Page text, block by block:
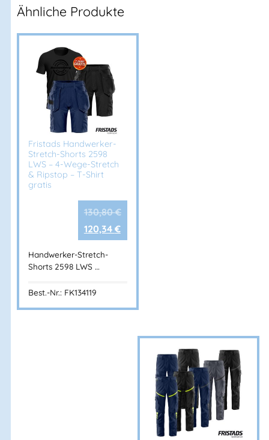
Ähnliche Produkte
Fristads Handwerker-
Stretch-Shorts 2598
LWS – 4-Wege-Stretch
& Ripstop – T-Shirt
gratis
130,80€
120,34 €
Handwerker-Stretch-
Shorts 2598 LWS …
Best.-Nr.: FK134119